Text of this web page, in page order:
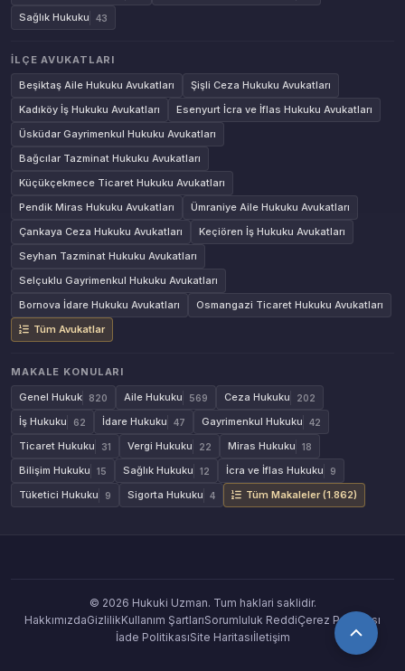
Sağlık Hukuku 43
İLÇE AVUKATLARI
Beşiktaş Aile Hukuku Avukatları
Şişli Ceza Hukuku Avukatları
Kadıköy İş Hukuku Avukatları
Esenyurt İcra ve İflas Hukuku Avukatları
Üsküdar Gayrimenkul Hukuku Avukatları
Bağcılar Tazminat Hukuku Avukatları
Küçükçekmece Ticaret Hukuku Avukatları
Pendik Miras Hukuku Avukatları
Ümraniye Aile Hukuku Avukatları
Çankaya Ceza Hukuku Avukatları
Keçiören İş Hukuku Avukatları
Seyhan Tazminat Hukuku Avukatları
Selçuklu Gayrimenkul Hukuku Avukatları
Bornova İdare Hukuku Avukatları
Osmangazi Ticaret Hukuku Avukatları
Tüm Avukatlar
MAKALE KONULARI
Genel Hukuk
820 Aile Hukuku 569 Ceza Hukuku 202
İş Hukuku 62 İdare Hukuku 47 Gayrimenkul Hukuku 42
Ticaret Hukuku 31 Vergi Hukuku 22 Miras Hukuku 18
Bilişim Hukuku 15 Sağlık Hukuku 12 İcra ve İflas Hukuku 9
Tüketici Hukuku 9 Sigorta Hukuku 4 Tüm Makaleler (1.862)
© 2026 Hukuki Uzman. Tum haklari saklidir.
HakkımızdaGizlilikKullanım ŞartlarıSorumluluk ReddiÇerez Politikası
İade PolitikasıSite Haritasıİletişim